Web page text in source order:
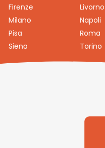
Firenze
Livorno
Milano
Napoli
Pisa
Roma
Siena
Torino